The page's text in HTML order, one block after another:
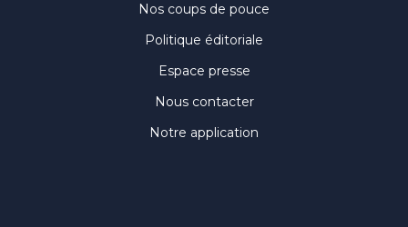
Nos coups de pouce
Politique éditoriale
Espace presse
Nous contacter
Notre application